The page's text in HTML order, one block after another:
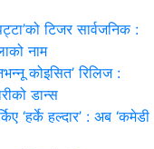
टिजर सार्वजनिक :
नाम
कोइसित’ रिलिज :
डान्स
‘हर्के हल्दार’ : अब ‘कमेडी